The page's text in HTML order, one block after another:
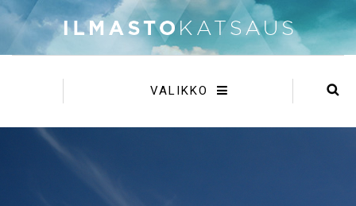
VALIKKO